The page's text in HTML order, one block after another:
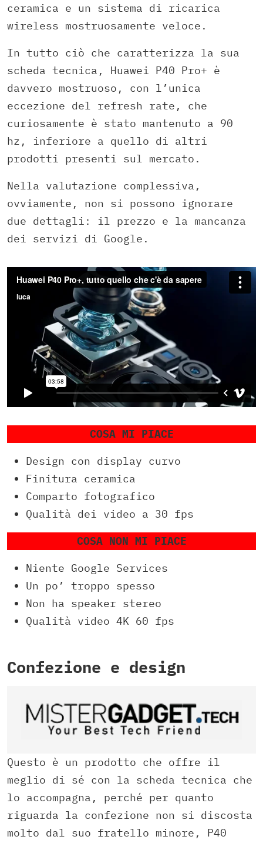
ceramica e un sistema di ricarica
wireless mostruosamente veloce.
In tutto ciò che caratterizza la sua
scheda tecnica, Huawei P40 Pro+ è
davvero mostruoso, con l’unica
eccezione del refresh rate, che
curiosamente è stato mantenuto a 90
hz, inferiore a quello di altri
prodotti presenti sul mercato.
Nella valutazione complessiva,
ovviamente, non si possono ignorare
due dettagli: il prezzo e la mancanza
dei servizi di Google.
COSA MI PIACE
Design con display curvo
Finitura ceramica
Comparto fotografico
Qualità dei video a 30 fps
COSA NON MI PIACE
Niente Google Services
Un po’ troppo spesso
Non ha speaker stereo
Qualità video 4K 60 fps
Confezione e design
Questo è un prodotto che offre il
meglio di sé con la scheda tecnica che
lo accompagna, perché per quanto
riguarda la confezione non si discosta
molto dal suo fratello minore, P40